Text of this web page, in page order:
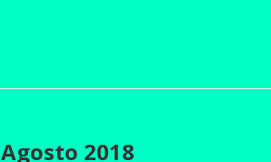
Agosto 2018